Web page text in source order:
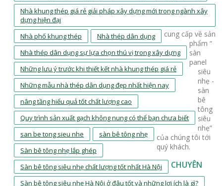
Nhà khung thép giá rẻ giải pháp xây dựng mới trong ngành xây
dựng hiện đại
Nhà phố khung thép
Nhà thép dân dụng
Nhà thép dân dụng sự lựa chọn thú vị trong xây dựng
Những lưu ý trước khi thiết kết nhà khung thép giá rẻ
Những mẫu nhà thép dân dụng đẹp nhất hiện nay
nâng tầng hiểu quả tốt chất lượng cao
Quy trình sản xuất gạch không nung có thể bạn chưa biết
san be tong sieu nhe
sàn bê tông nhẹ
Sàn bê tông nhẹ lắp ghép
Sàn bê tông siêu nhẹ chất lượng tốt nhất Hà Nội
Sàn bê tông siêu nhẹ Hà Nội ở đâu tốt và những lợi ích là gì?
cung cấp về sản
phẩm “
sàn
panel
siêu
nhẹ -
sàn
bê
tông
siêu
nhẹ”
của chúng tôi tới
quý khách.
CHUYÊN